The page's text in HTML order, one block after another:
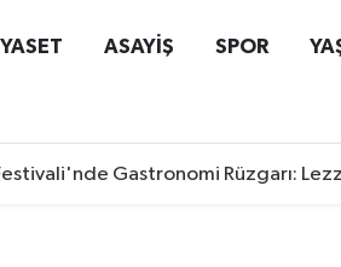
ASAYİŞ SPOR
Gastronomi Rüzgarı: